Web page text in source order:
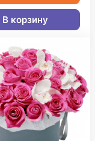
В корзину